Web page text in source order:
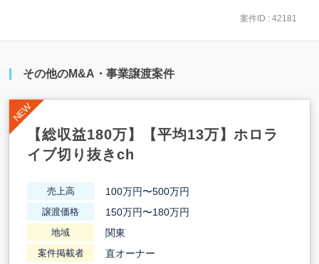
案件ID : 42181
その他のM&A・事業譲渡案件
【総収益180万】【平均13万】ホロラ
イブ切り抜きch
売上高 100万円〜500万円
譲渡価格 150万円〜180万円
地域 関東
案件掲載者 直オーナー